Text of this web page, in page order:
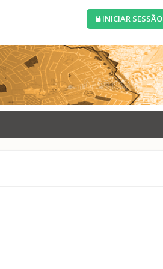
INICIAR SESSÃO